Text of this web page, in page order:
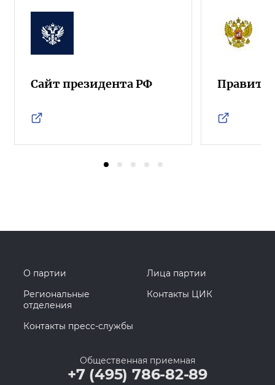
Сайт президента РФ
О партии
Лица партии
Региональные
отделения
Контакты ЦИК
Контакты пресс-службы
Общественная приемная
+7 (495) 786-82-89